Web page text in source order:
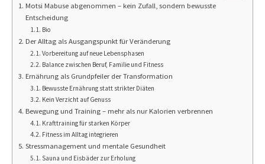
Motsi Mabuse abgenommen – kein Zufall, sondern bewusste
Entscheidung
Bio
Der Alltag als Ausgangspunkt für Veränderung
Vorbereitung auf neue Lebensphasen
Balance zwischen Beruf, Familie und Fitness
Ernährung als Grundpfeiler der Transformation
Bewusste Ernährung statt strikter Diäten
Kein Verzicht auf Genuss
Bewegung und Training – mehr als nur Kalorien verbrennen
Krafttraining für starken Körper
Fitness im Alltag integrieren
Stressmanagement und mentale Gesundheit
Sauna und Eisbäder zur Erholung